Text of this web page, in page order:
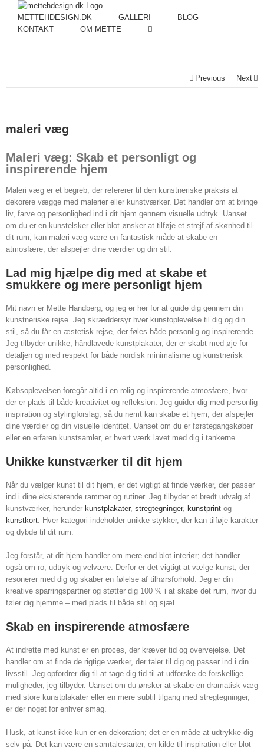
METTEHDESIGN.DK GALLERI
BLOG
KONTAKT
OM METTE
Previous Next
maleri væg
Maleri væg: Skab et personligt og
inspirerende hjem
Maleri væg er et begreb, der refererer til den kunstneriske praksis at
dekorere vægge med malerier eller kunstværker. Det handler om at bringe
liv, farve og personlighed ind i dit hjem gennem visuelle udtryk. Uanset
om du er en kunstelsker eller blot ønsker at tilføje et strejf af skønhed til
dit rum, kan maleri væg være en fantastisk måde at skabe en
atmosfære, der afspejler dine værdier og din stil.
Lad mig hjælpe dig med at skabe et
smukkere og mere personligt hjem
Mit navn er Mette Handberg, og jeg er her for at guide dig gennem din
kunstneriske rejse. Jeg skræddersyr hver kunstoplevelse til dig og din
stil, så du får en æstetisk rejse, der føles både personlig og inspirerende.
Jeg tilbyder unikke, håndlavede kunstplakater, der er skabt med øje for
detaljen og med respekt for både nordisk minimalisme og kunstnerisk
personlighed.
Købsoplevelsen foregår altid i en rolig og inspirerende atmosfære, hvor
der er plads til både kreativitet og refleksion. Jeg guider dig med personlig
inspiration og stylingforslag, så du nemt kan skabe et hjem, der afspejler
dine værdier og din visuelle identitet. Uanset om du er førstegangskøber
eller en erfaren kunstsamler, er hvert værk lavet med dig i tankerne.
Unikke kunstværker til dit hjem
Når du vælger kunst til dit hjem, er det vigtigt at finde værker, der passer
ind i dine eksisterende rammer og rutiner. Jeg tilbyder et bredt udvalg af
kunstværker, herunder kunstplakater, stregtegninger, kunstprint og
kunstkort. Hver kategori indeholder unikke stykker, der kan tilføje karakter
og dybde til dit rum.
Jeg forstår, at dit hjem handler om mere end blot interiør; det handler
også om ro, udtryk og velvære. Derfor er det vigtigt at vælge kunst, der
resonerer med dig og skaber en følelse af tilhørsforhold. Jeg er din
kreative sparringspartner og støtter dig 100 % i at skabe det rum, hvor du
føler dig hjemme – med plads til både stil og sjæl.
Skab en inspirerende atmosfære
At indrette med kunst er en proces, der kræver tid og overvejelse. Det
handler om at finde de rigtige værker, der taler til dig og passer ind i din
livsstil. Jeg opfordrer dig til at tage dig tid til at udforske de forskellige
muligheder, jeg tilbyder. Uanset om du ønsker at skabe en dramatisk væg
med store kunstplakater eller en mere subtil tilgang med stregtegninger,
er der noget for enhver smag.
Husk, at kunst ikke kun er en dekoration; det er en måde at udtrykke dig
selv på. Det kan være en samtalestarter, en kilde til inspiration eller blot